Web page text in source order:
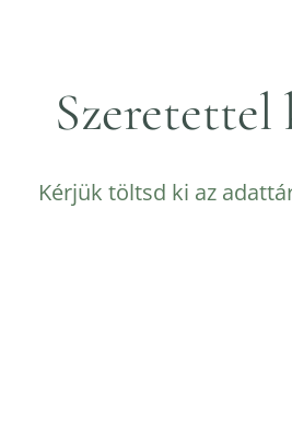
Kérjük töltsd ki az